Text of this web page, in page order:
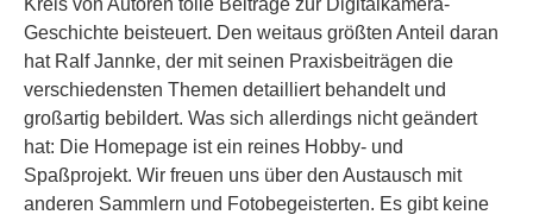
Kreis von Autoren tolle Beiträge zur Digitalkamera-
Geschichte beisteuert. Den weitaus größten Anteil daran
hat Ralf Jannke, der mit seinen Praxisbeiträgen die
verschiedensten Themen detailliert behandelt und
großartig bebildert. Was sich allerdings nicht geändert
hat: Die Homepage ist ein reines Hobby- und
Spaßprojekt. Wir freuen uns über den Austausch mit
anderen Sammlern und Fotobegeisterten. Es gibt keine